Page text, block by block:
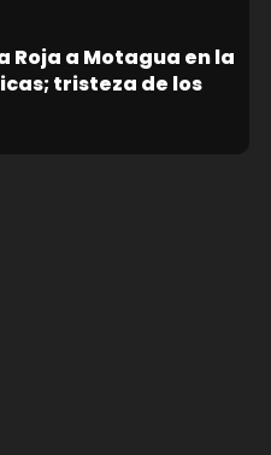
Roja a Motagua en la
tristeza de los